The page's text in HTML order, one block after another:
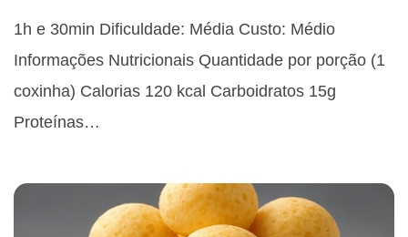
1h e 30min Dificuldade: Média Custo: Médio
Informações Nutricionais Quantidade por porção (1
coxinha) Calorias 120 kcal Carboidratos 15g
Proteínas…